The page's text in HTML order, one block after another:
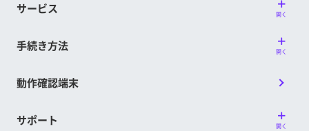
サービス 開く
手続き方法 開く
動作確認端末
サポート 開く